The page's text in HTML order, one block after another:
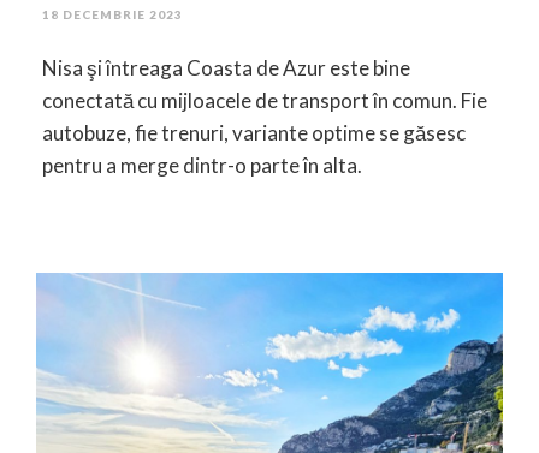
18 DECEMBRIE 2023
Nisa şi întreaga Coasta de Azur este bine
conectată cu mijloacele de transport în comun. Fie
autobuze, fie trenuri, variante optime se găsesc
pentru a merge dintr-o parte în alta.